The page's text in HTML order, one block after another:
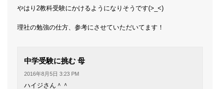
やはり2教科受験にかけるようになりそうです(>_<)
理社の勉強の仕方、参考にさせていただいてます！
中学受験に挑む 母
2016年8月5日 3:23 PM
ハイジさん＾＾